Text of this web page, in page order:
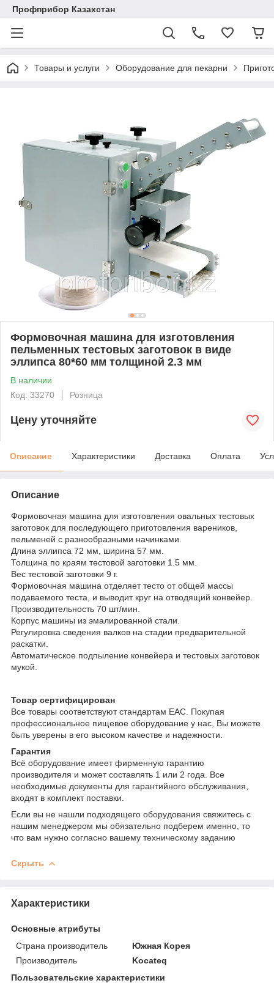
Профприбор Казахстан
Товары и услуги Оборудование для пекарни
Формовочная машина для изготовления
пельменных тестовых заготовок в виде
эллипса 80*60 мм толщиной 2.3 мм
В наличии
Код: 33270
Розница
Цену уточняйте
Описание Характеристики Доставка Оплата
Описание
Формовочная машина для изготовления овальных тестовых
заготовок для последующего приготовления вареников,
пельменей с разнообразными начинками.
Длина эллипса 72 мм, ширина 57 мм.
Толщина по краям тестовой заготовки 1.5 мм.
Вес тестовой заготовки 9 г.
Формовочная машина отделяет тесто от общей массы
подаваемого теста, и выводит круг на отводящий конвейер.
Производительность 70 шт/мин.
Корпус машины из эмалированной стали.
Регулировка сведения валков на стадии предварительной
раскатки.
Автоматическое подпыление конвейера и тестовых заготовок
мукой.
Товар сертифицирован
Все товары соответствуют стандартам EAC. Покупая
профессиональное пищевое оборудование у нас, Вы можете
быть уверены в его высоком качестве и надежности.
Гарантия
Всё оборудование имеет фирменную гарантию
производителя и может составлять 1 или 2 года. Все
необходимые документы для гарантийного обслуживания,
входят в комплект поставки.
Если вы не нашли подходящего оборудования свяжитесь с
нашим менеджером мы обязательно подберем именно, то
что вам нужно согласно вашему техническому заданию
Скрыть
Характеристики
Основные атрибуты
Страна производитель
Южная Корея
Производитель
Kocateq
Пользовательские характеристики